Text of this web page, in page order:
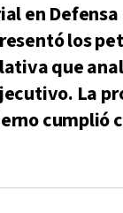
en Defensa
los
que
La
cumplió